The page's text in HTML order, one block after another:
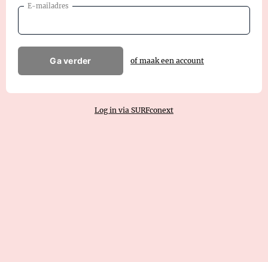
E-mailadres
Ga verder of maak een account
Log in via SURFconext